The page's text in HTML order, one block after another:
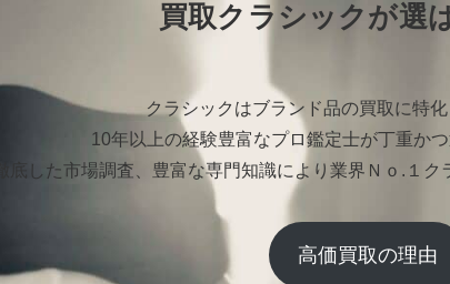
買取クラシックが選
クラシックはブランド品の買取に特
10年以上の経験豊富なプロ鑑定士が丁重か
徹底した市場調査、豊富な専門知識により業界Ｎｏ.１ク
高価買取の理由